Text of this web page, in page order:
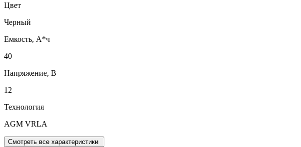
Цвет
Черный
Емкость, А*ч
40
Напряжение, В
12
Технология
AGM VRLA
Смотреть все характеристики